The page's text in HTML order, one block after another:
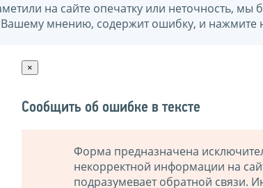
на сайте опечатку или неточность,
Вашему мнению, содержит ошибку, и
×
Сообщить об ошибке в тексте
Форма предназначена
некорректной информации на
подразумевает обратной связи.